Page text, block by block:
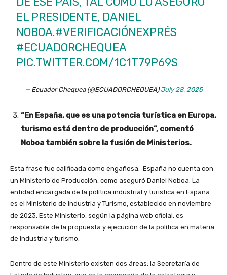
EL PRESIDENTE, DANIEL
NOBOA.#VERIFICACIÓNEXPRÉS
#ECUADORCHEQUEA
PIC.TWITTER.COM/1C1T79P69S
— Ecuador Chequea (@ECUADORCHEQUEA)July 28, 2025
“En España, que es una potencia turística en Europa,
turismo está dentro de producción”, comentó
Noboa también sobre la fusión de Ministerios.
Esta frase fue calificada como engañosa. España no cuenta con
un Ministerio de Producción, como aseguró Daniel Noboa. La
entidad encargada de la política industrial y turística en España
es el Ministerio de Industria y Turismo, establecido en noviembre
de 2023. Este Ministerio, según la página web oficial, es
responsable de la propuesta y ejecución de la política en materia
de industria y turismo.
Dentro de este Ministerio existen dos áreas: la Secretaría de